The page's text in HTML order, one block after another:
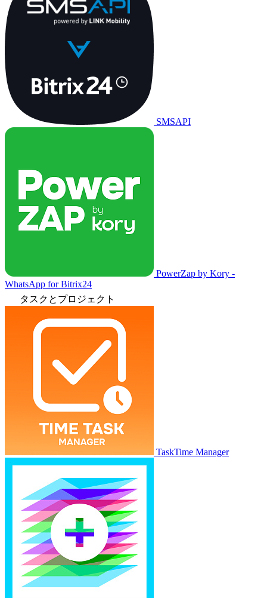
SMSAPI
PowerZap by Kory -
WhatsApp for Bitrix24
タスクとプロジェクト
TaskTime Manager